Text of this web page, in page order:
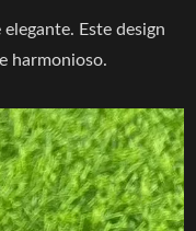
Este design
harmonioso.